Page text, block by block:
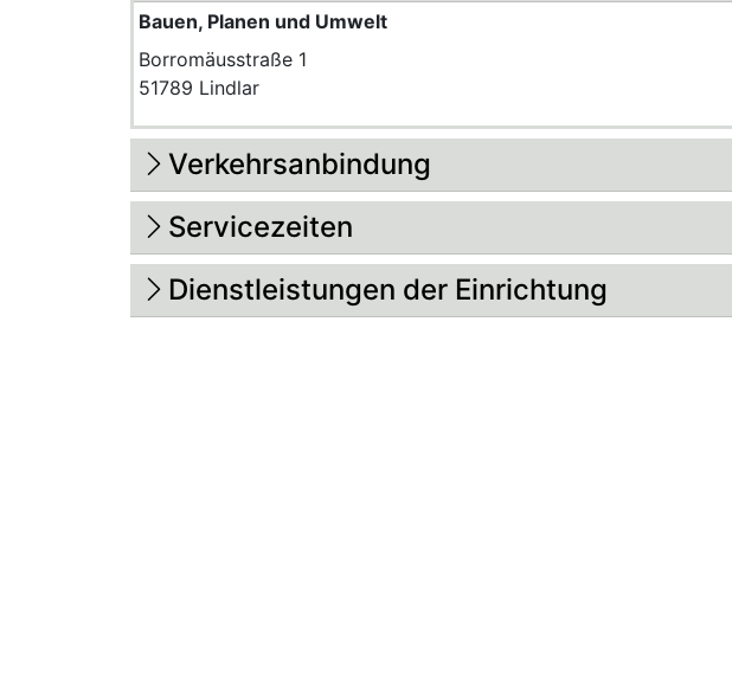
Bauen, Planen und Umwelt
Borromäusstraße 1
51789 Lindlar
Verkehrsanbindung
Servicezeiten
Dienstleistungen der Einrichtung